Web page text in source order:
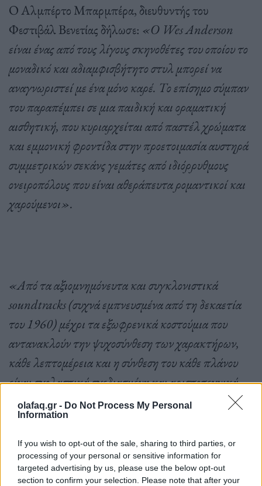
olafaq.gr - Do Not Process My Personal
Information
If you wish to opt-out of the sale, sharing to third parties, or
processing of your personal or sensitive information for
targeted advertising by us, please use the below opt-out
section to confirm your selection. Please note that after your
Ο Αλμπέρτο Μπαρμπέρα, διευθυντής του
Φεστιβάλ Βενετίας δήλωσε: «Ο Wes Anderson
είναι ένας από τους λίγους σκηνοθέτες του οποίου το
μοναδικό και αδιαμφισβήτητο στυλ μπορεί να
αναγνωριστεί με ένα μόνο καρέ. Το επίσημο σύμπαν
του παραπέμπει σε μια παιδική και οραματική
αισθητική, που κυριαρχείται από παστέλ χρώματα
και εμμονική φροντίδα στην προετοιμασία αυστηρά
συμμετρικών σεκάνς γεμάτες από ιδιόρρυθμους
ονειροπόλους που είναι αθεράπευτα ρομαντικοί και
χαρούμενοι».
«Από τα αξιομνημόνευτα και συγκλονιστικά
soundtracks (συχνά εμπνευσμένα από τη δεκαετία
του 1960) μέχρι τα εξωφρενικά κοστούμια που
αντανακλούν την ψυχοσύνθεση των χαρακτήρων,
κάθε λεπτομέρεια και η σύνθεση του κάθε πλάνου
είναι σχολαστικά σχεδιασμένη και αριστοτεχνικά
εκτελεσμένη» επισήμανε.
Η ταινίαThe Wonderful Story of Henry Sugar
είναι παραγωγή της Indian Paintbrush